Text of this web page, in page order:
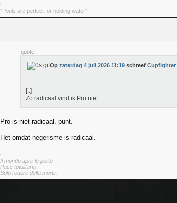
"Pools are perfect for holding water"
quote:
Op zaterdag 4 juli 2026 11:19 schreef Cupfighter
[..]
Zo radicaal vind ik Pro niet
Pro is niet radicaal. punt.
Het omdat-negerisme is radicaal.
Il mondo apre le porte
Pace totalitaria
Solo l'odore della morte.